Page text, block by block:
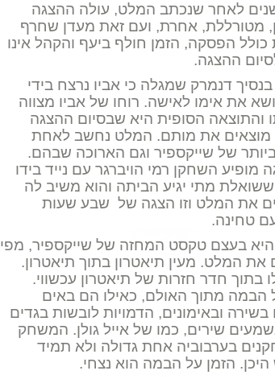
יותר מ-400 שנים לאחר שנכתב המלט, עולה ההצגה
מטורללת, אחרת, ועם זאת מעדן שחרף
הפסקה, הזמן חולף ביעף והקהל אינו
ההצגה.
דנמרק שמגלה כי אביו נרצח בידי
את אימו לאישה. רוחו של אביו מצווה
והתוצאה הסופית היא שבסיום ההצגה
מוצאים את מותם. המלט נחשב לאחת
של שייקספיר וגם הארוכה שבהם.
השחקן רמי הויברגר עם נייד בידו
מתי יגיע הביתה והוא משיב לה
את המלט וזו הצגה של שבע שעות
טחינה.
היא בעצם טקסט המחזה של שייקספיר, מפי
המלט. מעין תיאטרון בתוך תיאטרון.
בתוך חדר חזרות של תיאטרון עכשווי.
הבמה מתוך האולם, כאילו הם באים
ובאימונים, הדמויות לובשות בגדים
שירים, כמו של אייל גולן. המשחק
בערבוביה אחת גדולה ולא תמיד
הזמן על הבמה הוא נצחי.